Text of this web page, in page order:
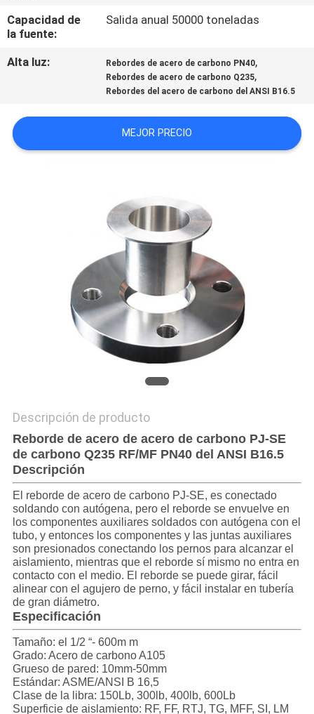
NOTICIAS
CASOS
Capacidad de
la fuente:
Salida anual 50000 toneladas
Alta luz: Rebordes de acero de carbono PN40,
Rebordes de acero de carbono Q235,
Rebordes del acero de carbono del ANSI B16.5
MEJOR PRECIO
Descripción de producto
Reborde de acero de acero de carbono PJ-SE
de carbono Q235 RF/MF PN40 del ANSI B16.5
Descripción
El reborde de acero de carbono PJ-SE, es conectado
soldando con autógena, pero el reborde se envuelve en
los componentes auxiliares soldados con autógena con el
tubo, y entonces los componentes y las juntas auxiliares
son presionados conectando los pernos para alcanzar el
aislamiento, mientras que el reborde sí mismo no entra en
contacto con el medio. El reborde se puede girar, fácil
alinear con el agujero de perno, y fácil instalar en tubería
de gran diámetro.
Especificación
Tamaño: el 1/2 “- 600m m
Grado: Acero de carbono A105
Grueso de pared: 10mm-50mm
Estándar: ASME/ANSI B 16,5
Clase de la libra: 150Lb, 300lb, 400lb, 600Lb
Superficie de aislamiento: RF, FF, RTJ, TG, MFF, SI, LM